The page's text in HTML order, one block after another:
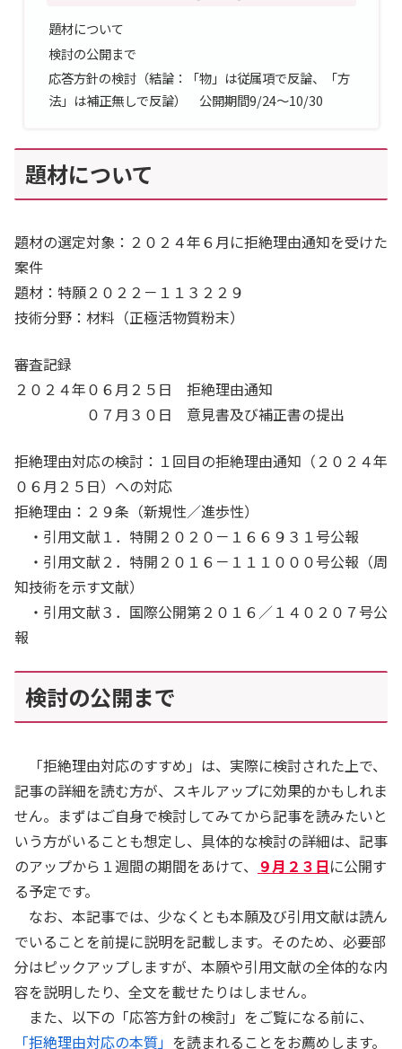
題材について
検討の公開まで
応答方針の検討（結論：「物」は従属項で反論、「方
法」は補正無しで反論） 公開期間9/24～10/30
題材について
題材の選定対象：２０２４年６月に拒絶理由通知を受けた
案件
題材：特願２０２２－１１３２２９
技術分野：材料（正極活物質粉末）
審査記録
２０２４年０６月２５日 拒絶理由通知
０７月３０日 意見書及び補正書の提出
拒絶理由対応の検討：１回目の拒絶理由通知（２０２４年
０６月２５日）への対応
拒絶理由：２９条（新規性／進歩性）
・引用文献１．特開２０２０－１６６９３１号公報
・引用文献２．特開２０１６－１１１０００号公報（周
知技術を示す文献）
・引用文献３．国際公開第２０１６／１４０２０７号公
報
検討の公開まで
「拒絶理由対応のすすめ」は、実際に検討された上で、
記事の詳細を読む方が、スキルアップに効果的かもしれま
せん。まずはご自身で検討してみてから記事を読みたいと
いう方がいることも想定し、具体的な検討の詳細は、記事
のアップから１週間の期間をあけて、 ９月２３日に公開す
る予定です。
なお、本記事では、少なくとも本願及び引用文献は読ん
でいることを前提に説明を記載します。そのため、必要部
分はピックアップしますが、本願や引用文献の全体的な内
容を説明したり、全文を載せたりはしません。
また、以下の「応答方針の検討」をご覧になる前に、
「拒絶理由対応の本質」 を読まれることをお薦めします。